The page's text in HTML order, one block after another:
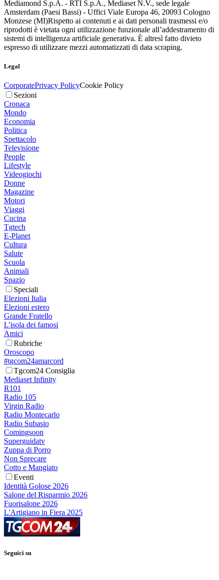
Mediamond S.p.A. - RTI S.p.A., Mediaset N.V., sede legale
Amsterdam (Paesi Bassi) - Uffici Viale Europa 46, 20093 Cologno
Monzese (MI)Rispetto ai contenuti e ai dati personali trasmessi e/o
riprodotti è vietata ogni utilizzazione funzionale all’addestramento di
sistemi di intelligenza artificiale generativa. È altresì fatto divieto
espresso di utilizzare mezzi automatizzati di data scraping.
Legal
CorporatePrivacy PolicyCookie Policy
Sezioni
Cronaca
Mondo
Economia
Politica
Spettacolo
Televisione
People
Lifestyle
Videogiochi
Donne
Magazine
Motori
Viaggi
Cucina
Tgtech
E-Planet
Cultura
Salute
Scuola
Animali
Spazio
Speciali
Elezioni Italia
Elezioni estero
Grande Fratello
L'isola dei famosi
Amici
Rubriche
Oroscopo
#tgcom24amarcord
Tgcom24 Consiglia
Mediaset Infinity
R101
Radio 105
Virgin Radio
Radio Montecarlo
Radio Subasio
Comingsoon
Superguidatv
Zuppa di Porro
Non Sprecare
Cotto e Mangiato
Eventi
Identità Golose 2026
Salone del Risparmio 2026
Fuorisalone 2026
L'Artigiano in Fiera 2025
Seguici su